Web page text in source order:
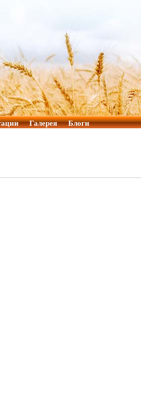
Галерея Блоги